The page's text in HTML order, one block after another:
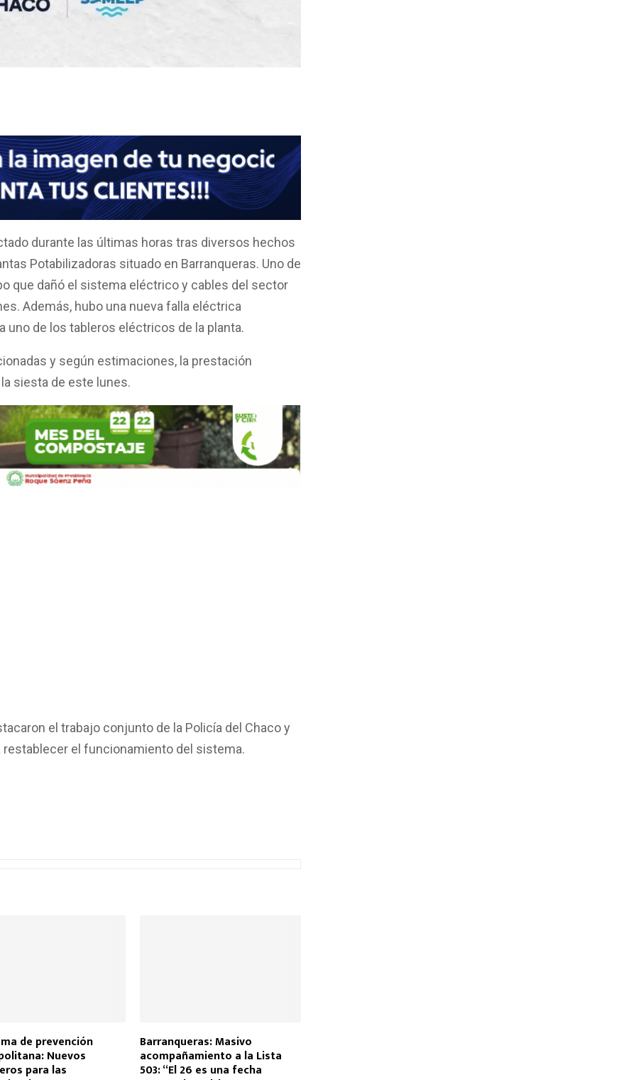
durante las últimas horas tras diversos hechos
Potabilizadoras situado en Barranqueras. Uno de
que dañó el sistema eléctrico y cables del sector
Además, hubo una nueva falla eléctrica
uno de los tableros eléctricos de la planta.
y según estimaciones, la prestación
siesta de este lunes.
el trabajo conjunto de la Policía del Chaco y
restablecer el funcionamiento del sistema.
de prevención
Nuevos
para las
Barranqueras: Masivo
acompañamiento a la Lista
503: “El 26 es una fecha